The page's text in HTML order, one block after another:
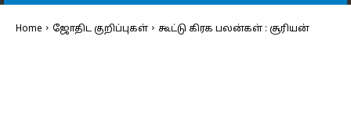
Home ஜோதிட குறிப்புகள் கூட்டு கிரக பலன்கள் : சூரியன்